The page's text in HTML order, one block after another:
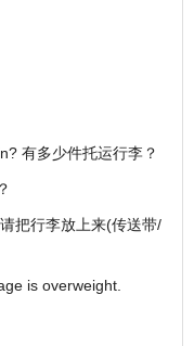
有多少件托运行李？
把行李放上来(传送带/
is overweight.